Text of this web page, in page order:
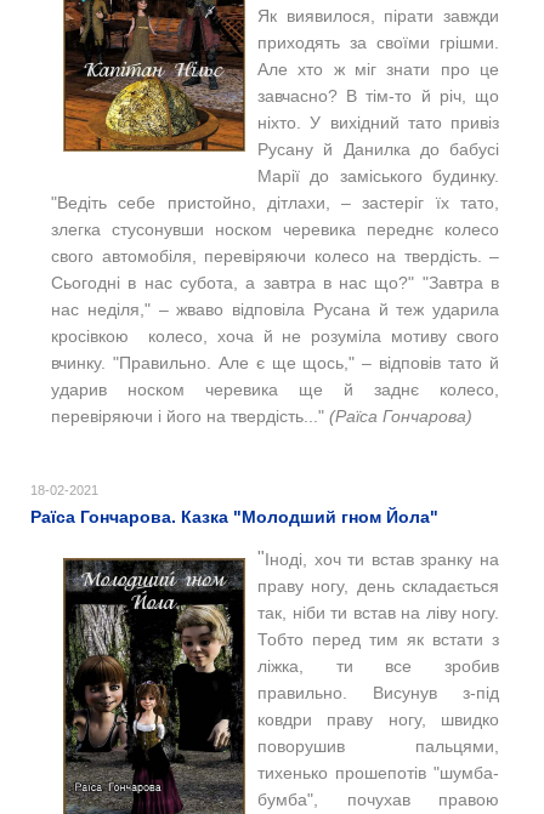
Як виявилося, пірати завжди
приходять за своїми грішми.
Але хто ж міг знати про це
завчасно? В тім-то й річ, що
ніхто. У вихідний тато привіз
Русану й Данилка до бабусі
Марії до заміського будинку.
"Ведіть себе пристойно, дітлахи, ‒ застеріг їх тато,
злегка стусонувши носком черевика переднє колесо
свого автомобіля, перевіряючи колесо на твердість. ‒
Сьогодні в нас субота, а завтра в нас що?" "Завтра в
нас неділя," ‒ жваво відповіла Русана й теж ударила
кросівкою колесо, хоча й не розуміла мотиву свого
вчинку. "Правильно. Але є ще щось," ‒ відповів тато й
ударив носком черевика ще й заднє колесо,
перевіряючи і його на твердість..." (Раїса Гончарова)
18-02-2021
Раїса Гончарова. Казка "Молодший гном Йола"
"Іноді, хоч ти встав зранку на
праву ногу, день складається
так, ніби ти встав на ліву ногу.
Тобто перед тим як встати з
ліжка, ти все зробив
правильно. Висунув з-під
ковдри праву ногу, швидко
поворушив пальцями,
тихенько прошепотів "шумба-
бумба", почухав правою